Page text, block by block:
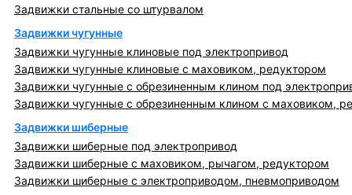
Задвижки стальные со штурвалом
Задвижки чугунные
Задвижки чугунные клиновые под электропривод
Задвижки чугунные клиновые с маховиком, редуктором
Задвижки чугунные с обрезиненным клином под
Задвижки чугунные с обрезиненным клином с маховиком,
Задвижки шиберные
Задвижки шиберные под электропривод
Задвижки шиберные с маховиком, рычагом, редуктором
Задвижки шиберные с электроприводом, пневмоприводом